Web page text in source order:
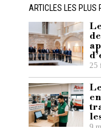
ARTICLES LES PLUS
25